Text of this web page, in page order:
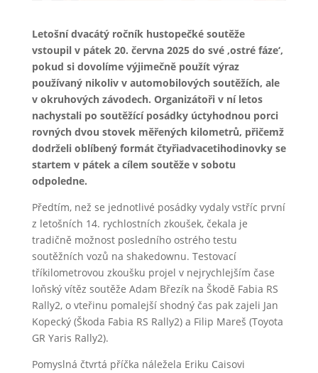
Letošní dvacátý ročník hustopečké soutěže
vstoupil v pátek 20. června 2025 do své ‚ostré fáze‘,
pokud si dovolíme výjimečně použít výraz
používaný nikoliv v automobilových soutěžích, ale
v okruhových závodech. Organizátoři v ní letos
nachystali po soutěžící posádky úctyhodnou porci
rovných dvou stovek měřených kilometrů, přičemž
dodrželi oblíbený formát čtyřiadvacetihodinovky se
startem v pátek a cílem soutěže v sobotu
odpoledne.
Předtím, než se jednotlivé posádky vydaly vstříc první
z letošních 14. rychlostních zkoušek, čekala je
tradičně možnost posledního ostrého testu
soutěžních vozů na shakedownu. Testovací
tříkilometrovou zkoušku projel v nejrychlejším čase
loňský vítěz soutěže Adam Březík na Škodě Fabia RS
Rally2, o vteřinu pomalejší shodný čas pak zajeli Jan
Kopecký (Škoda Fabia RS Rally2) a Filip Mareš (Toyota
GR Yaris Rally2).
Pomyslná čtvrtá příčka náležela Eriku Caisovi